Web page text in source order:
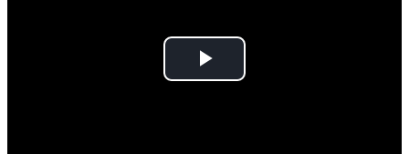
Play